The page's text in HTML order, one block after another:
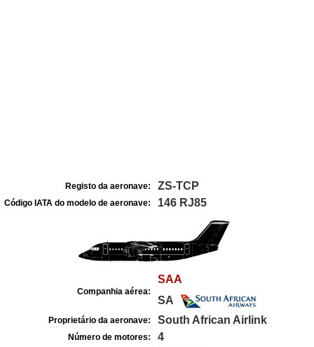
Registo da aeronave: ZS-TCP
Código IATA do modelo de aeronave: 146 RJ85
Companhia aérea:
SAA
SA
Proprietário da aeronave: South African Airlink
Número de motores: 4